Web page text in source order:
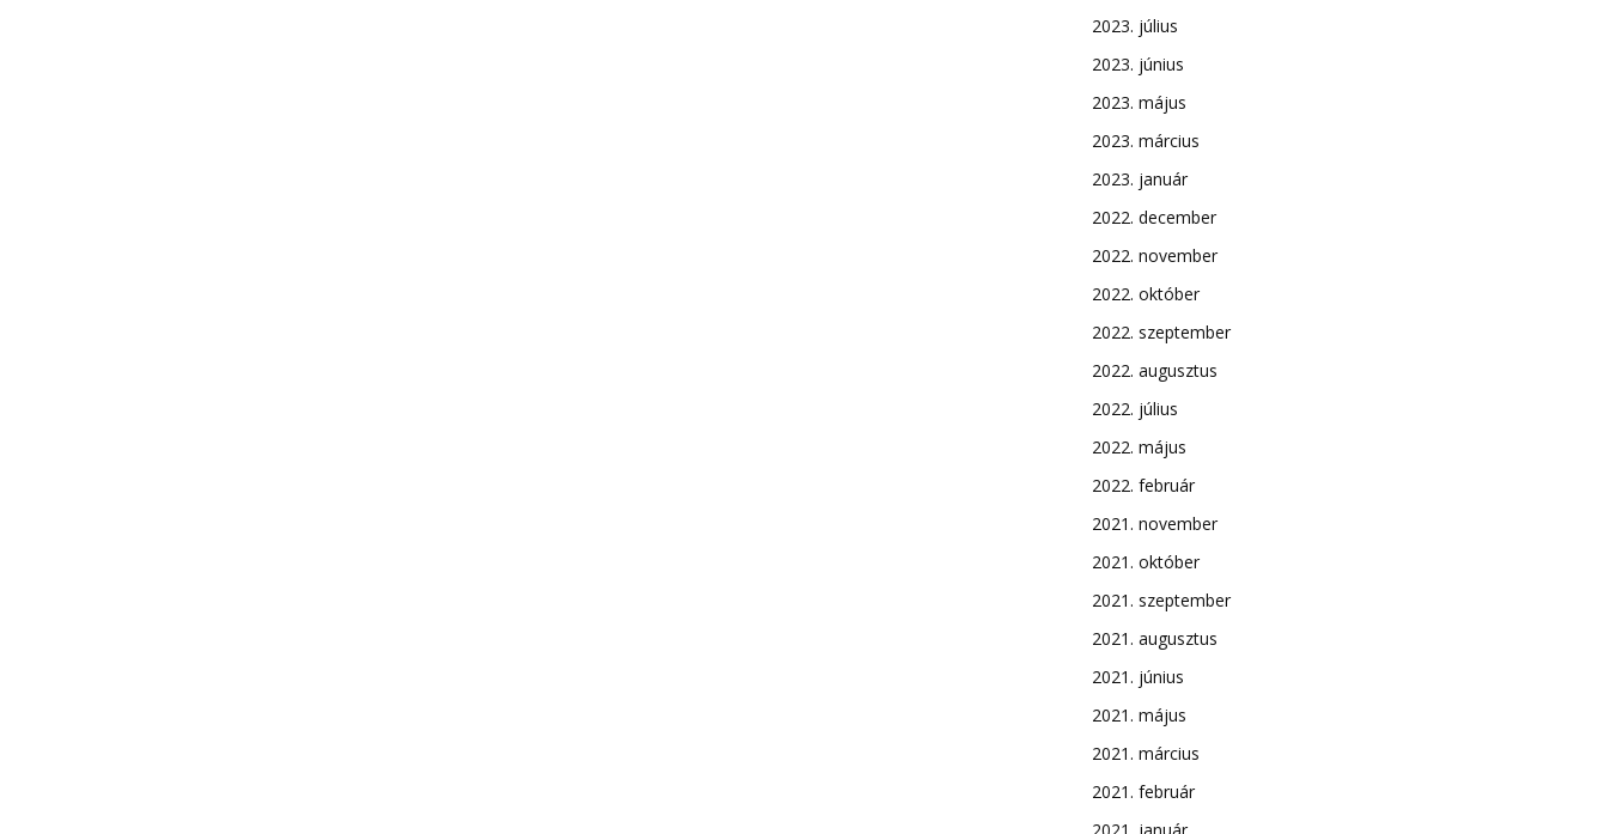
2023. július
2023. június
2023. május
2023. március
2023. január
2022. december
2022. november
2022. október
2022. szeptember
2022. augusztus
2022. július
2022. május
2022. február
2021. november
2021. október
2021. szeptember
2021. augusztus
2021. június
2021. május
2021. március
2021. február